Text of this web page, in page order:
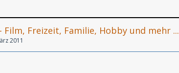
Film, Freizeit, Familie, Hobby und mehr ...
2011